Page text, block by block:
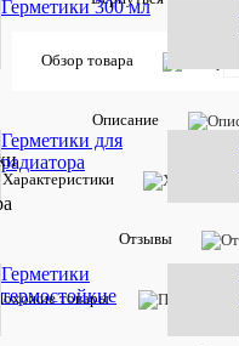
Герметики 300 мл
Герметики для
радиатора
Герметики
термостойкие
Обзор товара
Описание
Характеристики
Отзывы
Похожие товары